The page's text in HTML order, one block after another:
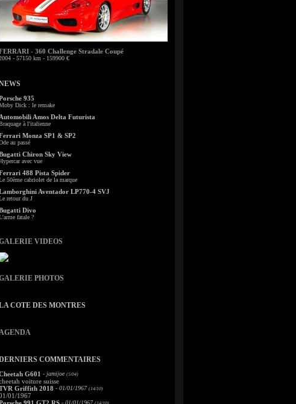
- 360 Challenge Stradale Coupé
- 57150 km - 159900 €
935
Dick : le remake
Automobili Amos Delta Futurista
à l'italienne
Monza SP1 & SP2
au passé
Chiron Sky View
avec vue
488 Pista Spider
50ème cabriolet de la marque
Aventador LP770-4 SVJ
retour du J
Divo
fatale ?
VIDEOS
PHOTOS
COTE DES MONTRES
COMMENTAIRES
G601 - jamijoe (5/04)
voiture suisse
Griffith 2018 - 01/01/1967 (14/10)
01/1967
- 01/01/1967